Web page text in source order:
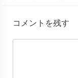
コメントを残す